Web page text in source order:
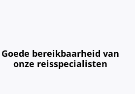
Goede bereikbaarheid van
onze reisspecialisten